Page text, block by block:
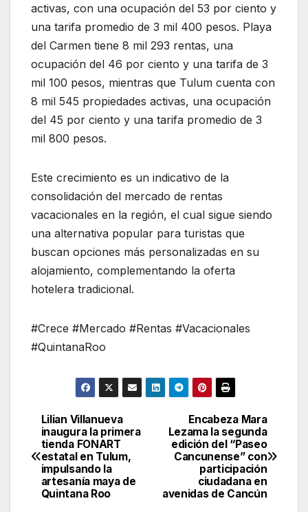
activas, con una ocupación del 53 por ciento y
una tarifa promedio de 3 mil 400 pesos. Playa
del Carmen tiene 8 mil 293 rentas, una
ocupación del 46 por ciento y una tarifa de 3
mil 100 pesos, mientras que Tulum cuenta con
8 mil 545 propiedades activas, una ocupación
del 45 por ciento y una tarifa promedio de 3
mil 800 pesos.
Este crecimiento es un indicativo de la
consolidación del mercado de rentas
vacacionales en la región, el cual sigue siendo
una alternativa popular para turistas que
buscan opciones más personalizadas en su
alojamiento, complementando la oferta
hotelera tradicional.
#Crece #Mercado #Rentas #Vacacionales
#QuintanaRoo
Navegación
de
entradas
Encabeza Mara
Lezama la segunda
edición del “Paseo
Cancunense” con
participación
ciudadana en
avenidas de Cancún
Lilian Villanueva
inaugura la primera
tienda FONART
estatal en Tulum,
impulsando la
artesanía maya de
Quintana Roo